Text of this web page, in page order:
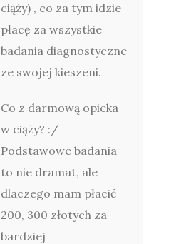
ciąży) , co za tym idzie
płacę za wszystkie
badania diagnostyczne
ze swojej kieszeni.
Co z darmową opieka
w ciąży? :/
Podstawowe badania
to nie dramat, ale
dlaczego mam płacić
200, 300 złotych za
bardziej